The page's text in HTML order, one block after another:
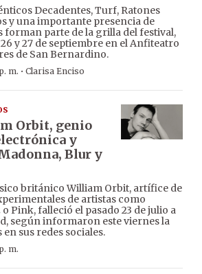
Decadentes, Turf, Ratones
y una importante presencia de
forman parte de la grilla del festival,
y 27 de septiembre en el Anfiteatro
de San Bernardino.
m. · Clarisa Enciso
Orbit, genio
y
Blur y
británico William Orbit, artífice de
de artistas como
Pink, falleció el pasado 23 de julio a
según informaron este viernes la
sus redes sociales.
m.